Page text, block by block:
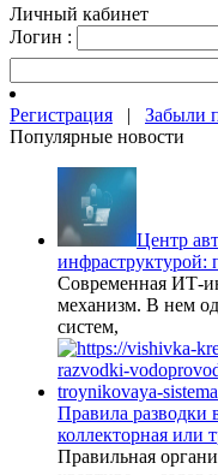
Личный кабинет
Логин :
Регистрация | Забыли
Популярные новости
Центр
инфраструктурой:
Современная ИТ-
механизм. В нем
систем,
Правила разводки
коллекторная или
Правильная